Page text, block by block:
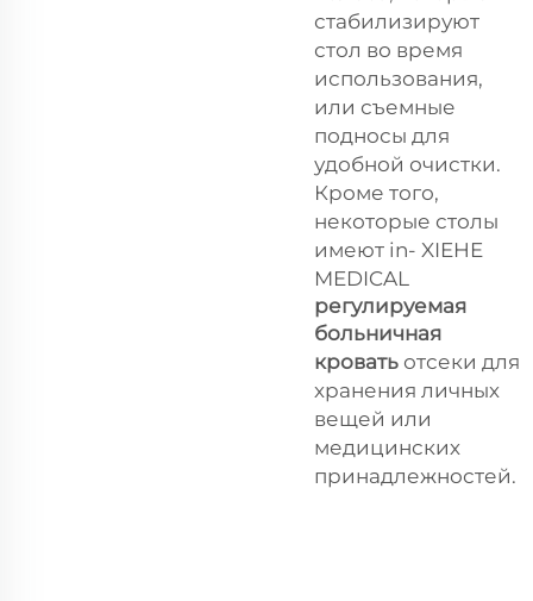
стабилизируют
стол во время
использования,
или съемные
подносы для
удобной очистки.
Кроме того,
некоторые столы
имеют in- XIEHE
MEDICAL
регулируемая
больничная
кровать отсеки для
хранения личных
вещей или
медицинских
принадлежностей.